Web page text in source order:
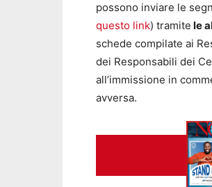
possono inviare le
questo link) tramite le
schede compilate ai
dei Responsabili dei
all’immissione in
avversa.